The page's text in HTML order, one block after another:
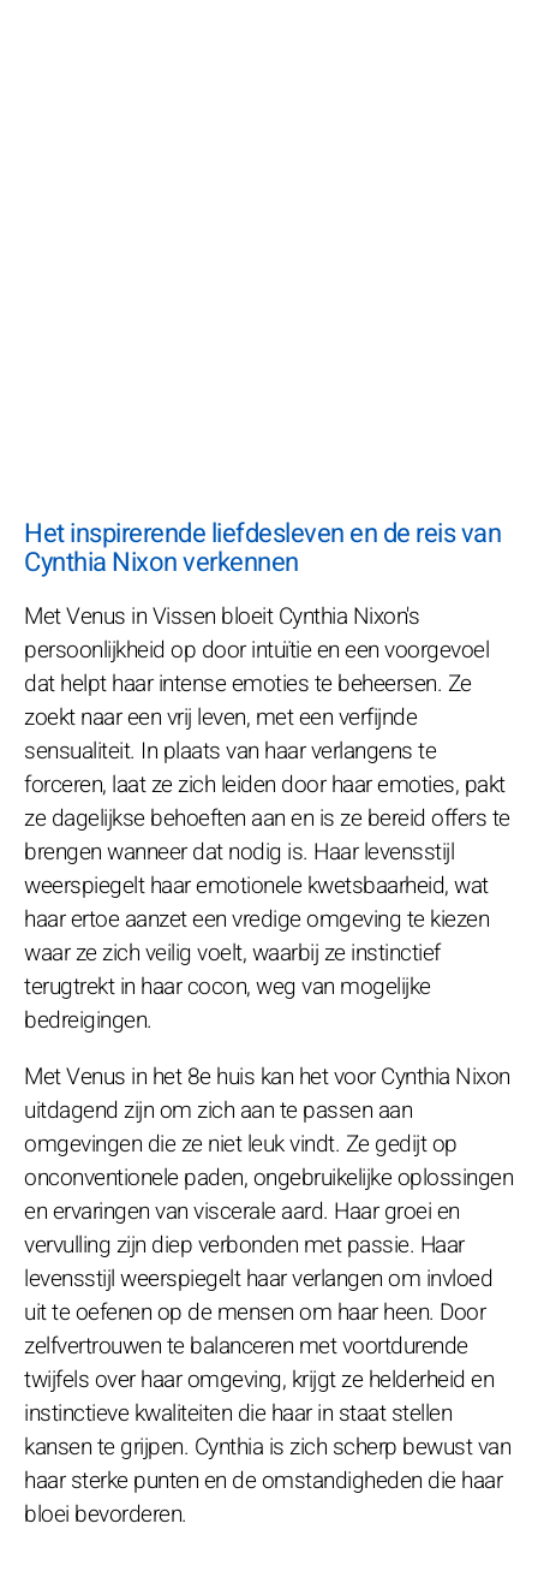
Het inspirerende liefdesleven en de reis van
Cynthia Nixon verkennen
Met Venus in Vissen bloeit Cynthia Nixon's
persoonlijkheid op door intuïtie en een voorgevoel
dat helpt haar intense emoties te beheersen. Ze
zoekt naar een vrij leven, met een verfijnde
sensualiteit. In plaats van haar verlangens te
forceren, laat ze zich leiden door haar emoties, pakt
ze dagelijkse behoeften aan en is ze bereid offers te
brengen wanneer dat nodig is. Haar levensstijl
weerspiegelt haar emotionele kwetsbaarheid, wat
haar ertoe aanzet een vredige omgeving te kiezen
waar ze zich veilig voelt, waarbij ze instinctief
terugtrekt in haar cocon, weg van mogelijke
bedreigingen.
Met Venus in het 8e huis kan het voor Cynthia Nixon
uitdagend zijn om zich aan te passen aan
omgevingen die ze niet leuk vindt. Ze gedijt op
onconventionele paden, ongebruikelijke oplossingen
en ervaringen van viscerale aard. Haar groei en
vervulling zijn diep verbonden met passie. Haar
levensstijl weerspiegelt haar verlangen om invloed
uit te oefenen op de mensen om haar heen. Door
zelfvertrouwen te balanceren met voortdurende
twijfels over haar omgeving, krijgt ze helderheid en
instinctieve kwaliteiten die haar in staat stellen
kansen te grijpen. Cynthia is zich scherp bewust van
haar sterke punten en de omstandigheden die haar
bloei bevorderen.